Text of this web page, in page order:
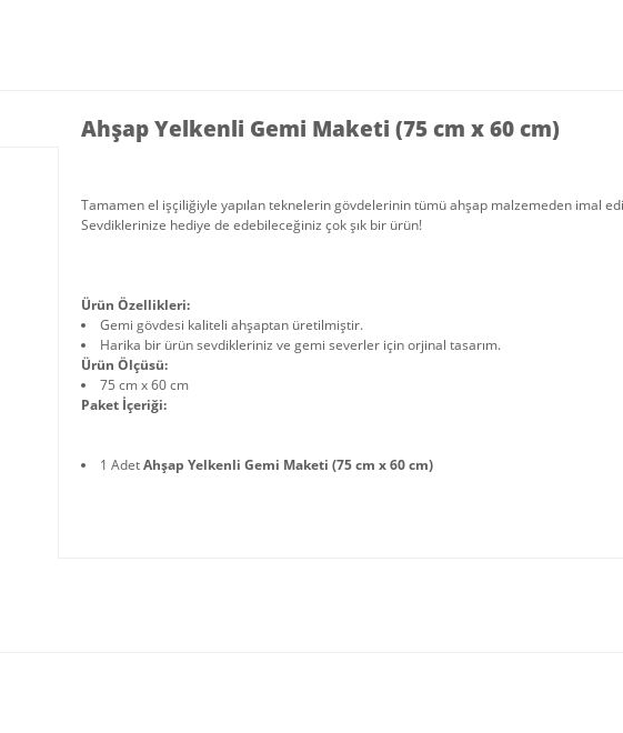
Ahşap Yelkenli Gemi Maketi (75 cm x 60 cm)
Tamamen el işçiliğiyle yapılan teknelerin gövdelerinin tümü ahşap malzemeden imal
Sevdiklerinize hediye de edebileceğiniz çok şık bir ürün!
Ürün Özellikleri:
Gemi gövdesi kaliteli ahşaptan üretilmiştir.
Harika bir ürün sevdikleriniz ve gemi severler için orjinal tasarım.
Ürün Ölçüsü:
75 cm x 60 cm
Paket İçeriği:
1 AdetAhşap Yelkenli Gemi Maketi (75 cm x 60 cm)